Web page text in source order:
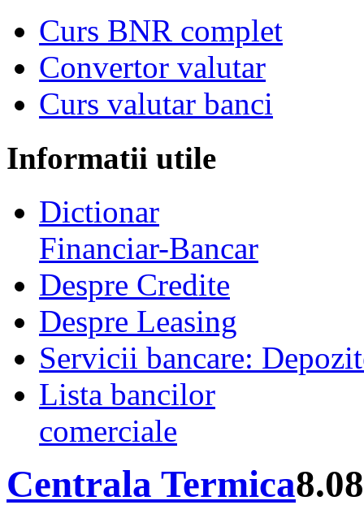
Curs BNR complet
Convertor valutar
Curs valutar banci
Informatii utile
Dictionar
Financiar-Bancar
Despre Credite
Despre Leasing
Servicii bancare:
Lista bancilor
comerciale
Centrala Termica